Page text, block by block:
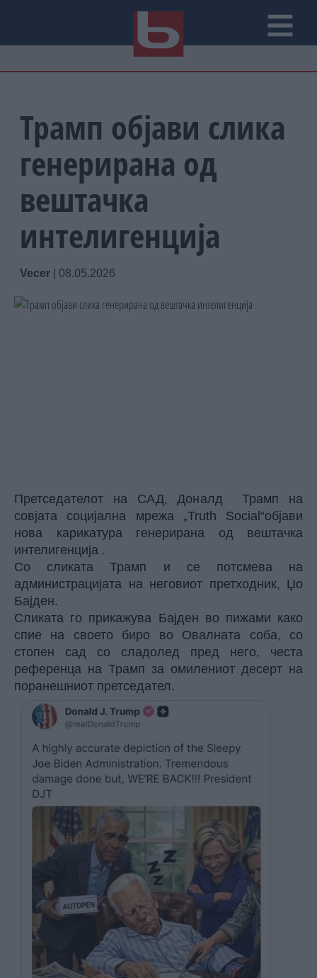
Трамп објави слика
генерирана од
вештачка
интелигенција
Vecer 08.05.2026
Претседателот на САД, Доналд Трамп на
совјата социјална мрежа „Truth Social“објави
нова карикатура генерирана од вештачка
интелигенција .
Со сликата Трамп и се потсмева на
администрацијата на неговиот претходник, Џо
Бајден.
Сликата го прикажува Бајден во пижами како
спие на своето биро во Овалната соба, со
стопен сад со сладолед пред него, честа
референца на Трамп за омилениот десерт на
поранешниот претседател.